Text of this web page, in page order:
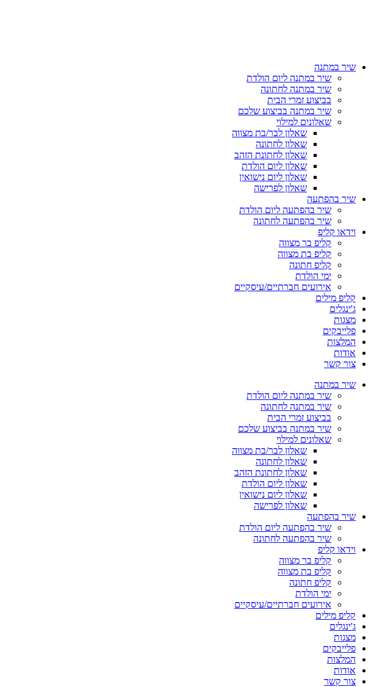
שיר במתנה
שיר במתנה ליום הולדת
שיר במתנה לחתונה
בביצוע זמרי הבית
שיר במתנה בביצוע שלכם
שאלונים למילוי
שאלון לבר/בת מצווה
שאלון לחתונה
שאלון לחתונת הזהב
שאלון ליום הולדת
שאלון ליום נישואין
שאלון לפרישה
שיר בהפתעה
שיר בהפתעה ליום הולדת
שיר בהפתעה לחתונה
וידאו קליפ
קליפ בר מצווה
קליפ בת מצווה
קליפ חתונה
ימי הולדת
אירועים חברתיים/עיסקיים
קליפ מילים
ג'ינגלים
מצגות
פלייבקים
המלצות
אודות
צור קשר
שיר במתנה
שיר במתנה ליום הולדת
שיר במתנה לחתונה
בביצוע זמרי הבית
שיר במתנה בביצוע שלכם
שאלונים למילוי
שאלון לבר/בת מצווה
שאלון לחתונה
שאלון לחתונת הזהב
שאלון ליום הולדת
שאלון ליום נישואין
שאלון לפרישה
שיר בהפתעה
שיר בהפתעה ליום הולדת
שיר בהפתעה לחתונה
וידאו קליפ
קליפ בר מצווה
קליפ בת מצווה
קליפ חתונה
ימי הולדת
אירועים חברתיים/עיסקיים
קליפ מילים
ג'ינגלים
מצגות
פלייבקים
המלצות
אודות
צור קשר